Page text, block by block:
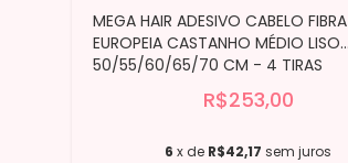
MEGA HAIR ADESIVO CABELO FIBRA
EUROPEIA CASTANHO MÉDIO LISO
50/55/60/65/70 CM - 4 TIRAS
R$253,00
6 x de R$42,17 sem juros